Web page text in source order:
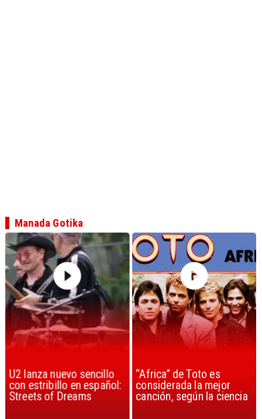
U2 lanza nuevo sencillo
con estribillo en español:
Streets of Dreams
“Africa” de Toto es
considerada la mejor
canción, según la ciencia
Manada Gotika